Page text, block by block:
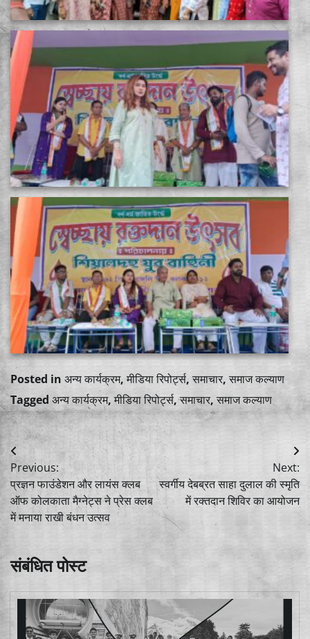
Posted in अन्य कार्यक्रम,मीडिया रिपोर्ट्स,समाचार,समाज कल्याण
Tagged अन्य कार्यक्रम, मीडिया रिपोर्ट्स,समाचार,समाज कल्याण
Post
navigation
Previous:
प्रज्ञन फाउंडेशन और लायंस क्लब
ऑफ कोलकाता मैग्नेट्स ने प्रेस क्लब
में मनाया राखी बंधन उत्सव
Next:
स्वर्गीय देबब्रत साहा दुलाल की स्मृति
में रक्तदान शिविर का आयोजन
संबंधित पोस्ट